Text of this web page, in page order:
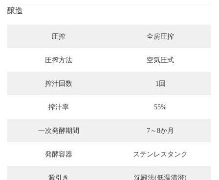
醸造
圧搾 全房圧搾
圧搾方法 空気圧式
搾汁回数 1回
搾汁率 55%
一次発酵期間 7～8か月
発酵容器 ステンレスタンク
澱引き 沈殿法(低温清澄)